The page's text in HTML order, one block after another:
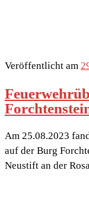
Veröffentlicht am
Am 25.08.2023
auf der Burg
Neustift an der